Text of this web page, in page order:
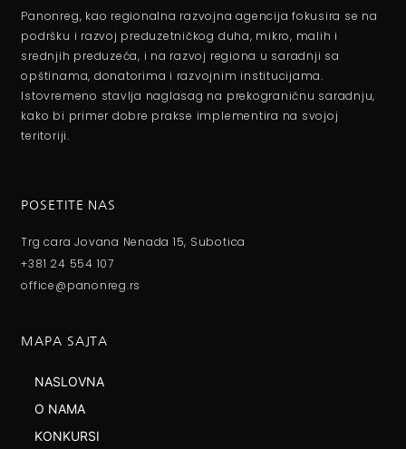
Panonreg, kao regionalna razvojna agencija fokusira se na
podršku i razvoj preduzetničkog duha, mikro, malih i
srednjih preduzeća, i na razvoj regiona u saradnji sa
opštinama, donatorima i razvojnim institucijama.
Istovremeno stavlja naglasag na prekograničnu saradnju,
kako bi primer dobre prakse implementira na svojoj
teritoriji.
POSETITE NAS
Trg cara Jovana Nenada 15, Subotica
+381 24 554 107
office@panonreg.rs
MAPA SAJTA
NASLOVNA
O NAMA
KONKURSI